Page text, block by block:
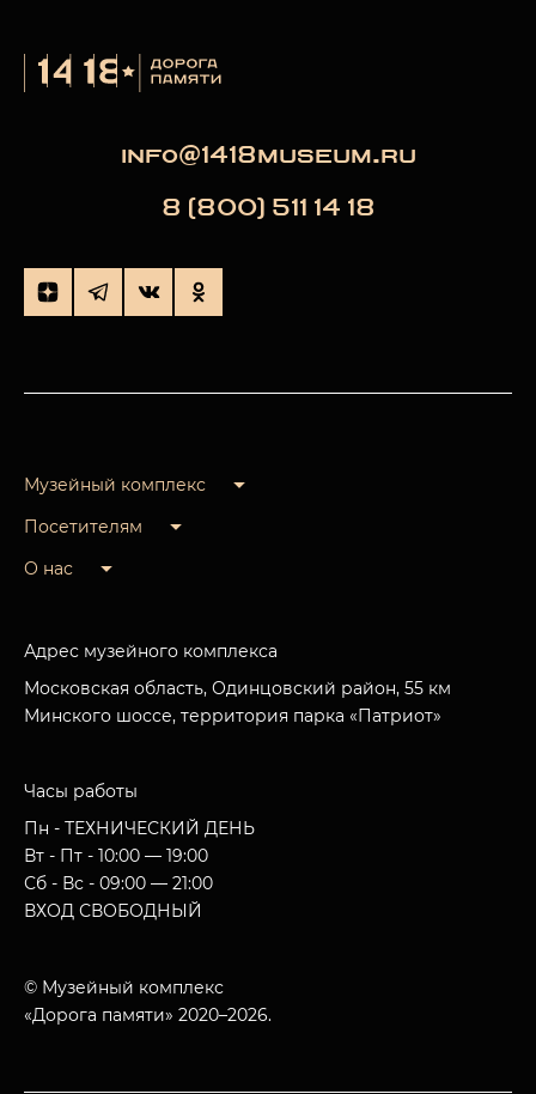
info@1418museum.ru
8 (800) 511 14 18
Музейный комплекс
Посетителям
О нас
Адрес музейного комплекса
Московская область, Одинцовский район, 55 км
Минского шоссе, территория парка «Патриот»
Часы работы
Пн - ТЕХНИЧЕСКИЙ ДЕНЬ
Вт - Пт - 10:00 — 19:00
Сб - Вс - 09:00 — 21:00
ВХОД СВОБОДНЫЙ
© Музейный комплекс
«Дорога памяти» 2020–2026.